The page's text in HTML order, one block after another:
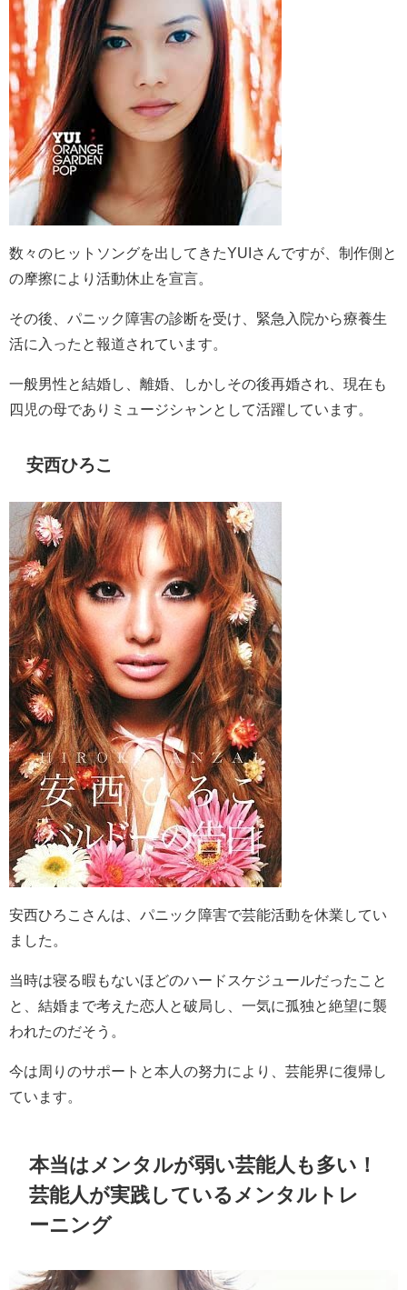
数々のヒットソングを出してきたYUIさんですが、制作側と
の摩擦により活動休止を宣言。
その後、パニック障害の診断を受け、緊急入院から療養生
活に入ったと報道されています。
一般男性と結婚し、離婚、しかしその後再婚され、現在も
四児の母でありミュージシャンとして活躍しています。
安西ひろこ
安西ひろこさんは、パニック障害で芸能活動を休業してい
ました。
当時は寝る暇もないほどのハードスケジュールだったこと
と、結婚まで考えた恋人と破局し、一気に孤独と絶望に襲
われたのだそう。
今は周りのサポートと本人の努力により、芸能界に復帰し
ています。
本当はメンタルが弱い芸能人も多い！
芸能人が実践しているメンタルトレ
ーニング